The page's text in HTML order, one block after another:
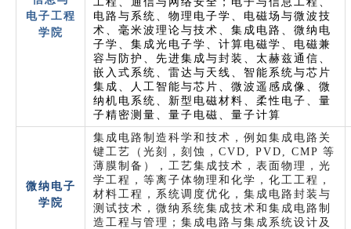
电子工程
学院
电路与系统、物理电子学、电磁场与微波技
术、毫米波理论与技术、集成电路、微纳电
子学、集成光电子学、计算电磁学、电磁兼
容与防护、先进集成与封装、太赫兹通信、
嵌入式系统、雷达与天线、智能系统与芯片
集成、人工智能与芯片、微波遥感成像、微
纳机电系统、新型电磁材料、柔性电子、量
子精密测量、量子电磁、量子计算
微纳电子
学院
集成电路制造科学和技术，例如集成电路关
键工艺（光刻，刻蚀，CVD, PVD, CMP 等
薄膜制备），工艺集成技术，表面物理，光
学工程，等离子体物理和化学，化工工程，
材料工程，系统调度优化，集成电路封装与
测试技术，微纳系统集成技术和集成电路制
造工程与管理；集成电路与集成系统设计及